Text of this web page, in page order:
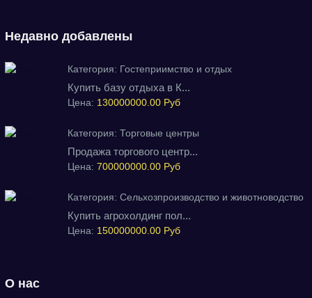
Недавно добавлены
Категория: Гостеприимство и отдых
Купить базу отдыха в К...
Цена: 130000000.00 Руб
Категория: Торговые центры
Продажа торгового центр...
Цена: 700000000.00 Руб
Категория: Сельхозпроизводство и животноводство
Купить агрохолдинг пол...
Цена: 150000000.00 Руб
О нас